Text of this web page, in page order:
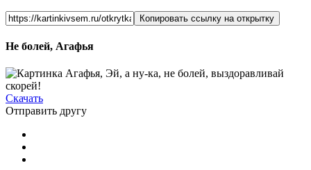
Копировать ссылку на открытку
Не болей, Агафья
Скачать
Отправить другу